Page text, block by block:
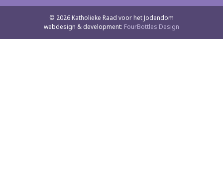
© 2026 Katholieke Raad voor het Jodendom
webdesign & development: FourBottles Design